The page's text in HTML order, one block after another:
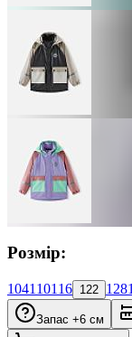
Розмір:
104110116 122 128
Запас +6 см